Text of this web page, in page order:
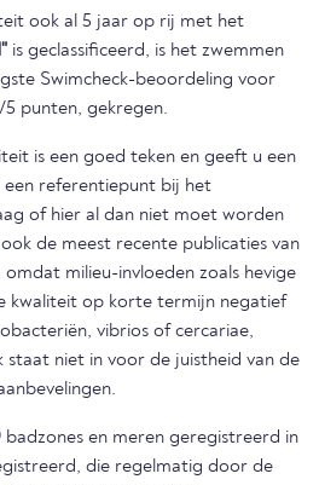
ook al 5 jaar op rij met het
is geclassificeerd, is het zwemmen
Swimcheck-beoordeling voor
punten, gekregen.
is een goed teken en geeft u een
referentiepunt bij het
of hier al dan niet moet worden
de meest recente publicaties van
milieu-invloeden zoals hevige
kwaliteit op korte termijn negatief
vibrios of cercariae,
staat niet in voor de juistheid van de
en meren geregistreerd in
die regelmatig door de